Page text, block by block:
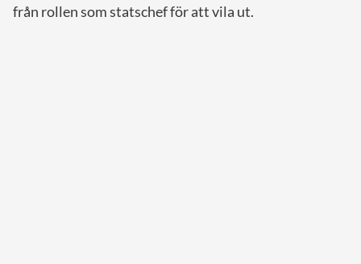
från rollen som statschef för att vila ut.